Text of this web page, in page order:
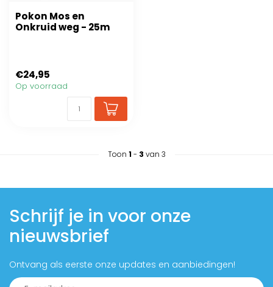
Pokon Mos en
Onkruid weg - 25m
€24,95
Op voorraad
Toon 1- 3 van 3
Schrijf je in voor onze
nieuwsbrief
Ontvang als eerste onze updates en aanbiedingen!